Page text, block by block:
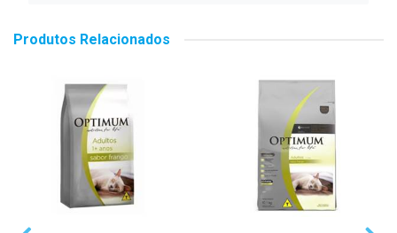
Produtos Relacionados